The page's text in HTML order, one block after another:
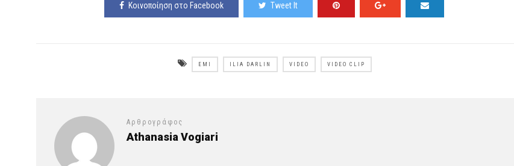
Κοινοποίηση στο Facebook Tweet It
EMI ILIA DARLIN VIDEO VIDEO CLIP
Αρθρογράφος
Athanasia Vogiari